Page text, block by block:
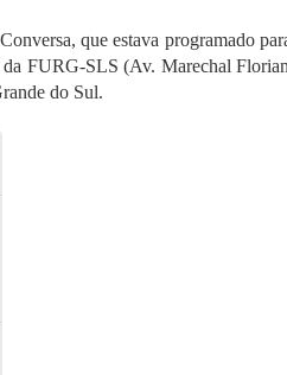
que estava programado
da FURG-SLS (Av. Marechal
do Sul.